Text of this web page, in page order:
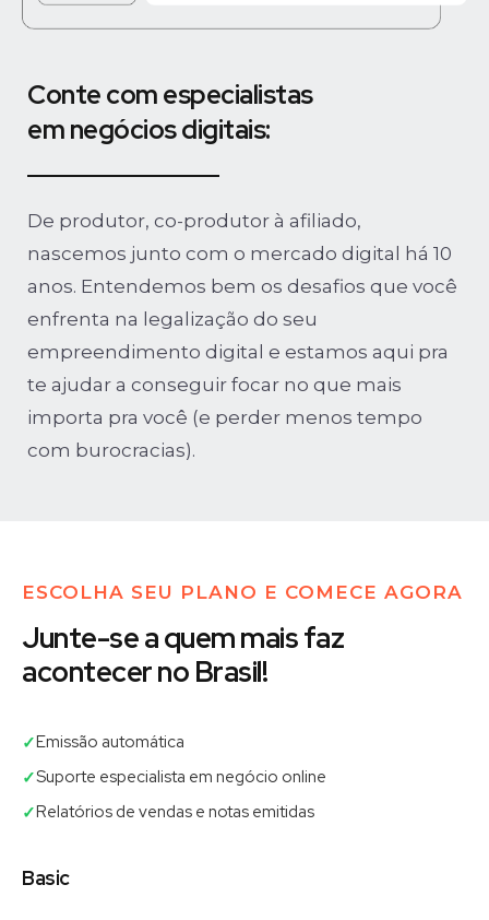
Conte com especialistas
em negócios digitais:
De produtor, co-produtor à afiliado,
nascemos junto com o mercado digital há 10
anos. Entendemos bem os desafios que você
enfrenta na legalização do seu
empreendimento digital e estamos aqui pra
te ajudar a conseguir focar no que mais
importa pra você (e perder menos tempo
com burocracias).
ESCOLHA SEU PLANO E COMECE AGORA
Junte-se a quem mais faz
acontecer no Brasil!
✓Emissão automática
✓Suporte especialista em negócio online
✓Relatórios de vendas e notas emitidas
Basic